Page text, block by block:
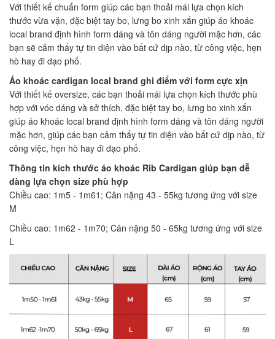
Với thiết kế chuẩn form giúp các bạn thoải mái lựa chọn kích
thước vừa vặn, đặc biệt tay bo, lưng bo xinh xắn giúp áo khoác
local brand định hình form dáng và tôn dáng người mặc hơn, các
bạn sẽ cảm thấy tự tin diện vào bất cứ dịp nào, từ công việc, hẹn
hò hay đi dạo phố.
Áo khoác cardigan local brand ghi điểm với form cực xịn
Với thiết kế oversize, các bạn thoải mái lựa chọn kích thước phù
hợp với vóc dáng và sở thích, đặc biệt tay bo, lưng bo xinh xắn
giúp áo khoác local brand định hình form dáng và tôn dáng người
mặc hơn, giúp các bạn cảm thấy tự tin diện vào bất cứ dịp nào, từ
công việc, hẹn hò hay đi dạo phố.
Thông tin kích thước áo khoác Rib Cardigan giúp bạn dễ
dàng lựa chọn size phù hợp
Chiều cao: 1m5 - 1m61; Cân nặng 43 - 55kg tương ứng với size
M
Chiều cao: 1m62 - 1m70; Cân nặng 50 - 65kg tương ứng với size
L